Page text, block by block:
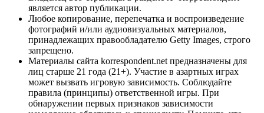
является автор публикации.
Любое копирование, перепечатка и воспроизведение
фотографий и/или аудиовизуальных материалов,
принадлежащих правообладателю Getty Images, строго
запрещено.
Материалы сайта korrespondent.net предназначены для
лиц старше 21 года (21+). Участие в азартных играх
может вызвать игровую зависимость. Соблюдайте
правила (принципы) ответственной игры. При
обнаружении первых признаков зависимости